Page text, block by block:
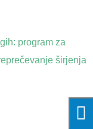
program za
širjenja